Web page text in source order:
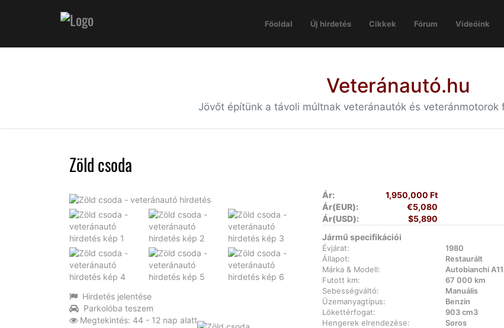
Főoldal Új hirdetés Cikkek Fórum Videóink
Veteránautó.hu
Jövőt építünk a távoli múltnak veteránautók és veteránmotorok
Zöld csoda
Hirdetés jelentése
Parkolóba teszem
Megtekintés: 44 - 12 nap alatt
Ár:
1,950,000 Ft
Ár(EUR):
€5,080
Ár(USD):
$5,890
Jármű specifikációi
Évjárat:
1980
Állapot:
Restaurált
Márka & Modell:
Autobianchi
Futott km:
67 000 km
Sebességváltó:
Manuális
Üzemanyagtípus:
Benzin
Lökettérfogat:
903 cm3
Hengerek elrendezése:
Soros